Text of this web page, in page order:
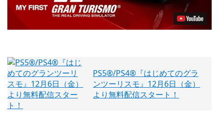
PS5®/PS4®『はじめてのグラ
ンツーリスモ』12月6日（金）
より無料配信スタート！